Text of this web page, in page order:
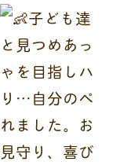
子ども達
見つめあっ
を目指しハ
…自分のペ
ました。お
守り、喜び